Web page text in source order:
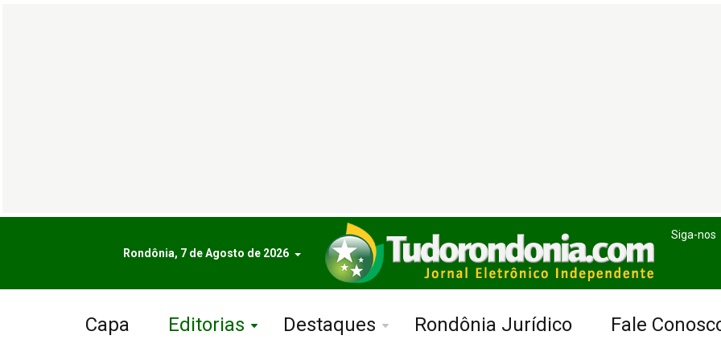
Rondônia, 7 de Agosto de 2026
Siga-nos
Capa Editorias Destaques Rondônia Jurídico Fale